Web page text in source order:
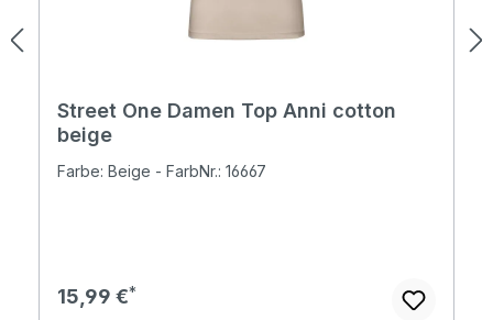
Street One Damen Top Anni cotton
beige
Farbe: Beige - FarbNr.: 16667
Regulärer Preis:
15,99 €